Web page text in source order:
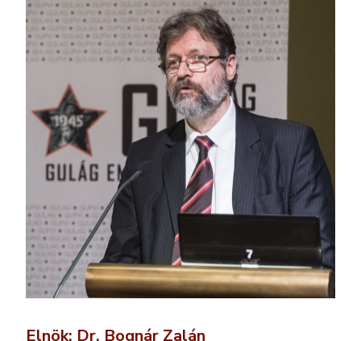
Elnök: Dr. Bognár Zalán